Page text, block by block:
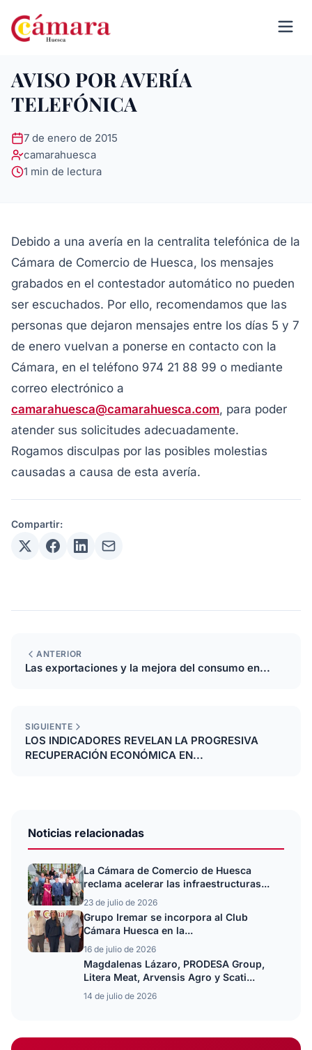
AVISO POR AVERÍA
TELEFÓNICA
7 de enero de 2015
camarahuesca
1 min de lectura
Debido a una avería en la centralita telefónica de la
Cámara de Comercio de Huesca, los mensajes
grabados en el contestador automático no pueden
ser escuchados. Por ello, recomendamos que las
personas que dejaron mensajes entre los días 5 y 7
de enero vuelvan a ponerse en contacto con la
Cámara, en el teléfono 974 21 88 99 o mediante
correo electrónico a
camarahuesca@camarahuesca.com, para poder
atender sus solicitudes adecuadamente.
Rogamos disculpas por las posibles molestias
causadas a causa de esta avería.
Compartir:
ANTERIOR
Las exportaciones y la mejora del consumo en...
SIGUIENTE
LOS INDICADORES REVELAN LA PROGRESIVA
RECUPERACIÓN ECONÓMICA EN...
Noticias relacionadas
La Cámara de Comercio de Huesca
reclama acelerar las infraestructuras...
23 de julio de 2026
Grupo Iremar se incorpora al Club
Cámara Huesca en la...
16 de julio de 2026
Magdalenas Lázaro, PRODESA Group,
Litera Meat, Arvensis Agro y Scati...
14 de julio de 2026